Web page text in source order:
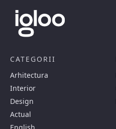
CATEGORII
Arhitectura
Interior
Design
Actual